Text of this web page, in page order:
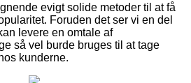
evigt solide metoder til at få
Foruden det ser vi en del
levere en omtale af
så vel burde bruges til at tage
kunderne.